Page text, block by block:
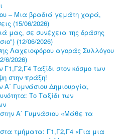
– Μια βραδιά γεμάτη χαρά,
(15/06/2026)
μας, σε συνέχεια της δράσης
(12/06/2026)
Λαχειοφόρου αγοράς Συλλόγου
6/2026)
Γ1,Γ2,Γ4 Ταξίδι στον κόσμο των
στην πράξη!
Α΄ Γυμνάσιου Δημιουργία,
Το Ταξίδι των
Α΄ Γυμνάσιου «Μάθε τα
τμήματα: Γ1,Γ2,Γ4 «Για μια